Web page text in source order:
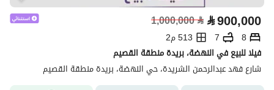
⃁900,000
⃁
1,000,000
8
7
513 م2
فيلا للبيع في النهضة، بريدة منطقة القصيم
شارع فهد عبدالرحمن الشريدة، حي النهضة، بريدة منطقة القصيم